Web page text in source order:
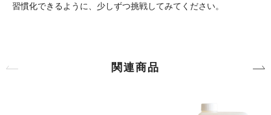
習慣化できるように、少しずつ挑戦してみてください。
関連商品